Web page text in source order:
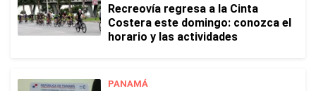
Recreovía regresa a la Cinta
Costera este domingo: conozca el
horario y las actividades
PANAMÁ